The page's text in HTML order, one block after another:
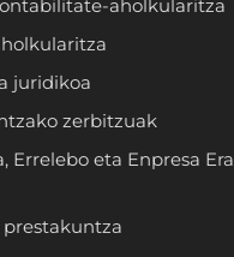
aholkularitza
juridikoa
zerbitzuak
Errelebo eta Enpresa